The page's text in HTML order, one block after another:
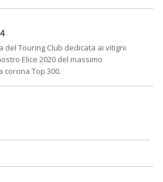
del Touring Club dedicata ai vitigni
Elice 2020 del massimo
corona Top 300.